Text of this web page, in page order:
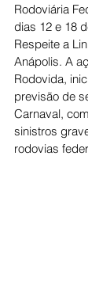
Rodoviária
dias 12 e 18
Respeite a
Anápolis. A
Rodovida,
previsão de
Carnaval,
sinistros
rodovias